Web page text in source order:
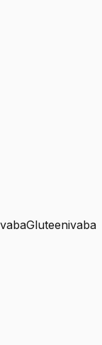
Gluteenivaba